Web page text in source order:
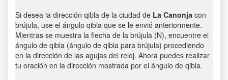
Si desea la dirección qibla de la ciudad de La Canonja con
brújula, use el ángulo qibla que se le envió anteriormente.
Mientras se muestra la flecha de la brújula (N), encuentre el
ángulo de qibla (ángulo de qibla para brújula) procediendo
en la dirección de las agujas del reloj. Ahora puedes realizar
tu oración en la dirección mostrada por el ángulo de qibla.